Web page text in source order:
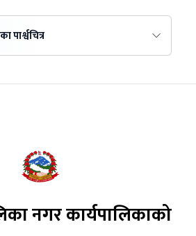
नगर कार्यपालिकाको